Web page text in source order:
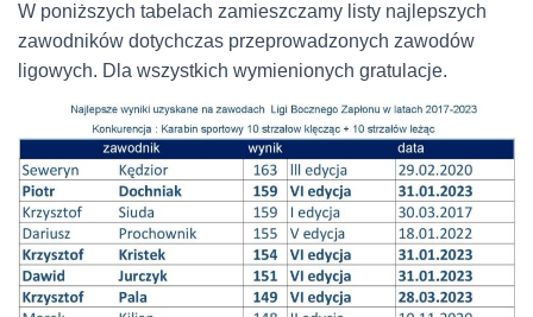
W poniższych tabelach zamieszczamy listy najlepszych
zawodników dotychczas przeprowadzonych zawodów
ligowych. Dla wszystkich wymienionych gratulacje.